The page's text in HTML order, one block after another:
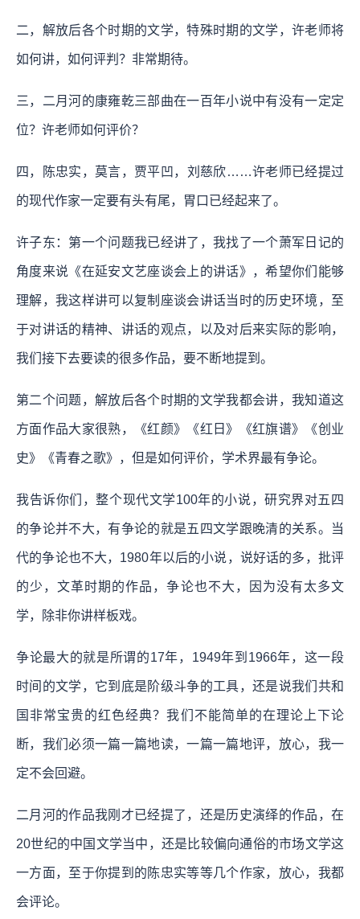
二，解放后各个时期的文学，特殊时期的文学，许老师将
如何讲，如何评判？非常期待。
三，二月河的康雍乾三部曲在一百年小说中有没有一定定
位？许老师如何评价？
四，陈忠实，莫言，贾平凹，刘慈欣……许老师已经提过
的现代作家一定要有头有尾，胃口已经起来了。
许子东：第一个问题我已经讲了，我找了一个萧军日记的
角度来说《在延安文艺座谈会上的讲话》，希望你们能够
理解，我这样讲可以复制座谈会讲话当时的历史环境，至
于对讲话的精神、讲话的观点，以及对后来实际的影响，
我们接下去要读的很多作品，要不断地提到。
第二个问题，解放后各个时期的文学我都会讲，我知道这
方面作品大家很熟，《红颜》《红日》《红旗谱》《创业
史》《青春之歌》，但是如何评价，学术界最有争论。
我告诉你们，整个现代文学100年的小说，研究界对五四
的争论并不大，有争论的就是五四文学跟晚清的关系。当
代的争论也不大，1980年以后的小说，说好话的多，批评
的少，文革时期的作品，争论也不大，因为没有太多文
学，除非你讲样板戏。
争论最大的就是所谓的17年，1949年到1966年，这一段
时间的文学，它到底是阶级斗争的工具，还是说我们共和
国非常宝贵的红色经典？我们不能简单的在理论上下论
断，我们必须一篇一篇地读，一篇一篇地评，放心，我一
定不会回避。
二月河的作品我刚才已经提了，还是历史演绎的作品，在
20世纪的中国文学当中，还是比较偏向通俗的市场文学这
一方面，至于你提到的陈忠实等等几个作家，放心，我都
会评论。